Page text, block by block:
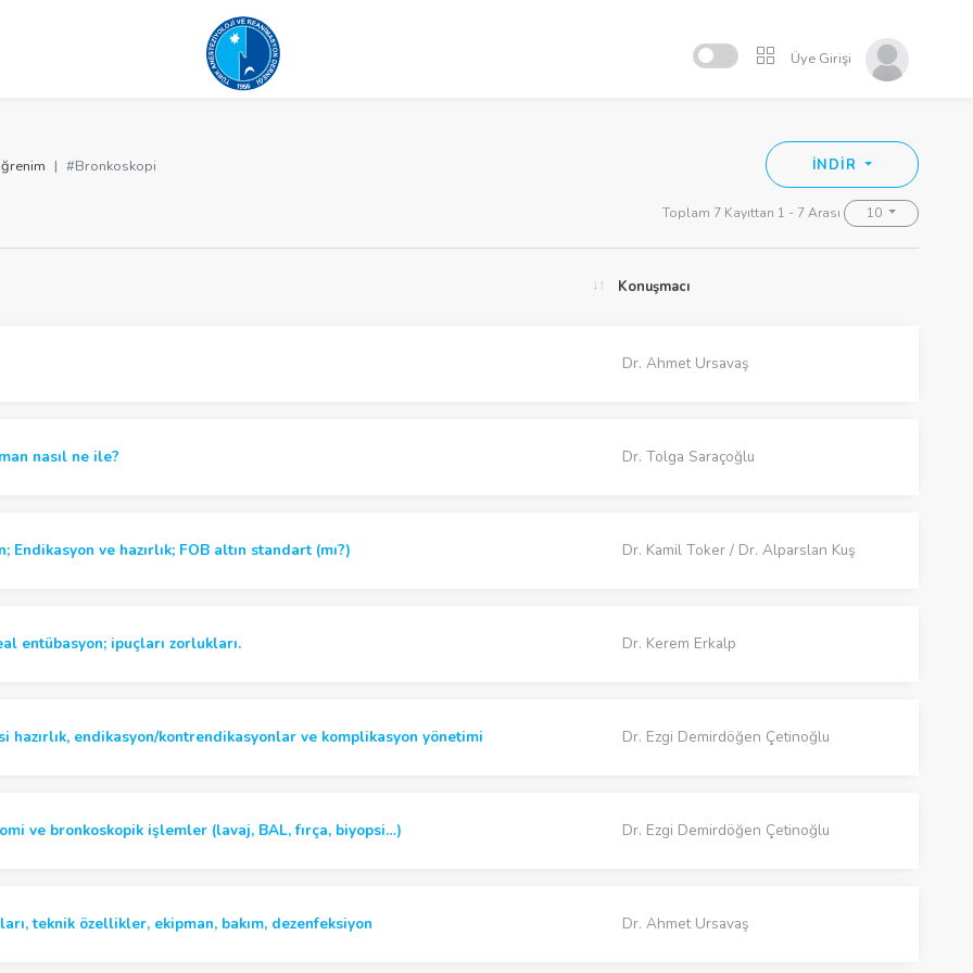
Üye Girişi
İNDİR
#Bronkoskopi
Toplam 7 Kayıttan 1 - 7 Arası 10
Konuşmacı
Dr. Ahmet Ursavaş
nasıl ne ile? Dr. Tolga Saraçoğlu
Endikasyon ve hazırlık; FOB altın standart (mı?) Dr. Kamil Toker / Dr. Alparslan Kuş
entübasyon; ipuçları zorlukları. Dr. Kerem Erkalp
hazırlık, endikasyon/kontrendikasyonlar ve komplikasyon yönetimi Dr. Ezgi Demirdöğen Çetinoğlu
ve bronkoskopik işlemler (lavaj, BAL, fırça, biyopsi…) Dr. Ezgi Demirdöğen Çetinoğlu
teknik özellikler, ekipman, bakım, dezenfeksiyon Dr. Ahmet Ursavaş